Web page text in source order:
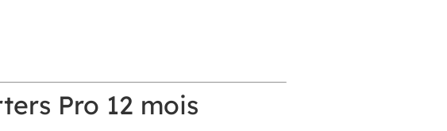
Pro 12 mois